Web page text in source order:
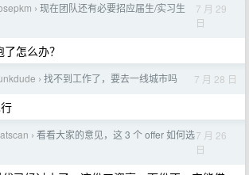
› 现在团队还有必要招应届生/实习生
7 月 29
日
怎么办？
› 找不到工作了，要去一线城市吗 7 月 28 日
› 看看大家的意见，这 3 个 offer 如何选7 月 26
日